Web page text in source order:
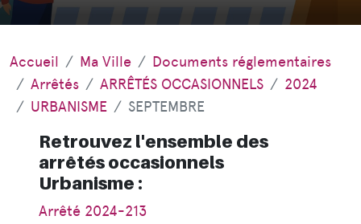
Accueil Ma Ville
Documents réglementaires
Arrêtés
ARRÊTÉS OCCASIONNELS
2024
URBANISME
SEPTEMBRE
Retrouvez l'ensemble des
arrêtés occasionnels
Urbanisme :
Arrêté 2024-213